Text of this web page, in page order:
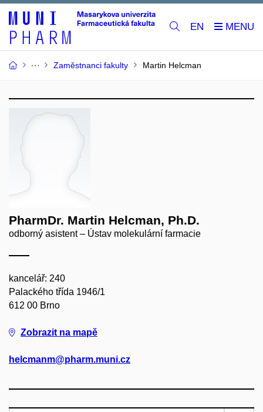
EN
Zaměstnanci fakulty Martin Helcman
PharmDr. Martin Helcman, Ph.D.
odborný asistent – Ústav molekulární farmacie
kancelář: 240
Palackého třída 1946/1
612 00 Brno
Zobrazit na mapě
helcmanm@pharm.muni.cz